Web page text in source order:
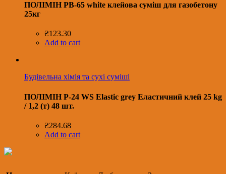
ПОЛІМІН PB-65 white клейова суміш для газобетону
25кг
₴123.30
Add to cart
Будівельна хімія та сухі суміші
ПОЛІМІН P-24 WS Еlastic grey Еластичний клей 25 kg
/ 1,2 (т) 48 шт.
₴284.68
Add to cart